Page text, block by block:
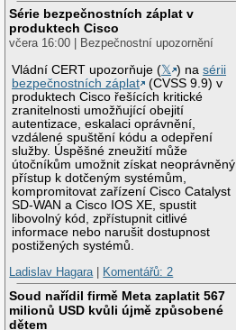
Série bezpečnostních záplat v
produktech Cisco
včera 16:00 | Bezpečnostní upozornění
Vládní CERT upozorňuje (𝕏 ) nasérii
bezpečnostních záplat
(CVSS 9.9) v
produktech Cisco řešících kritické
zranitelnosti umožňující obejití
autentizace, eskalaci oprávnění,
vzdálené spuštění kódu a odepření
služby. Úspěšné zneužití může
útočníkům umožnit získat neoprávněný
přístup k dotčeným systémům,
kompromitovat zařízení Cisco Catalyst
SD-WAN a Cisco IOS XE, spustit
libovolný kód, zpřístupnit citlivé
informace nebo narušit dostupnost
postižených systémů.
Ladislav Hagara| Komentářů: 2
Soud nařídil firmě Meta zaplatit 567
milionů USD kvůli újmě způsobené
dětem